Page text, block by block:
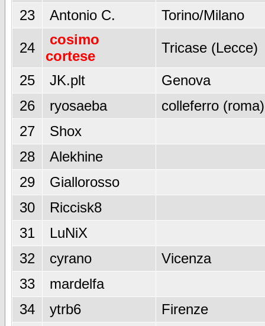
23
Antonio C. Torino/Milano
24
cosimo
cortese
Tricase (Lecce)
25 JK.plt
Genova
26
ryosaeba
colleferro (roma)
27
Shox
28
Alekhine
29
Giallorosso
30
Riccisk8
31
LuNiX
32
cyrano
Vicenza
33
mardelfa
34
ytrb6
Firenze